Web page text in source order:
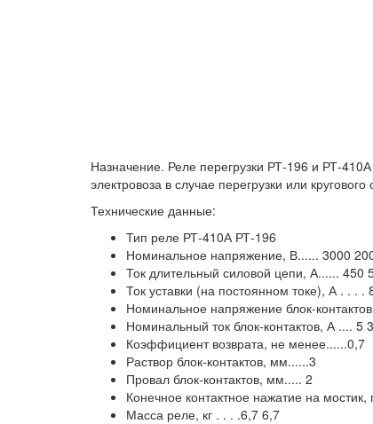
Назначение. Реле перегрузки РТ-196 и РТ-
электровоза в случае перегрузки или
Технические данные:
Тип реле РТ-410А РТ-196
Номинальное напряжение, В...... 3000
Ток длительный силовой цепи, А...... 450
Ток уставки (на постоянном токе), А . . . .
Номинальное напряжение блок-
Номинальный ток блок-контактов, А .... 5 3
Коэффициент возврата, не менее......0,7
Раствор блок-контактов, мм......3
Провал блок-контактов, мм..... 2
Конечное контактное нажатие на мостик,
Масса реле, кг . . . .6,7 6,7